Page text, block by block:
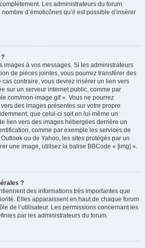
Les administrateurs du forum
d’émoticônes qu’il est possible d’insérer
images à vos messages. Si les administrateurs
de pièces jointes, vous pourrez transférer des
contraire, vous devrez insérer un lien vers
sur un serveur internet public, comme par
mon-image.gif ». Vous ne pourrez
des images présentes sur votre propre
que celui-ci soit en lui-même un
lien vers des images hébergées derrière un
comme par exemple les services de
ou de Yahoo, les sites protégés par un
une image, utilisez la balise BBCode « [img] ».
?
des informations très importantes que
Elles apparaissent en haut de chaque forum
de l’utilisateur. Les permissions concernant les
par les administrateurs du forum.